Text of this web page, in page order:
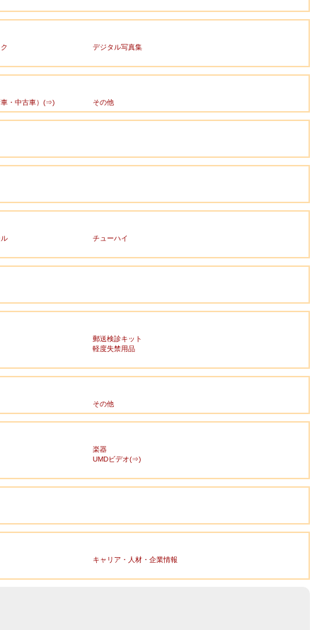
デジタル写真集
・中古車）(⇒) その他
チューハイ
郵送検診キット
軽度失禁用品
その他
楽器
UMDビデオ(⇒)
キャリア・人材・企業情報